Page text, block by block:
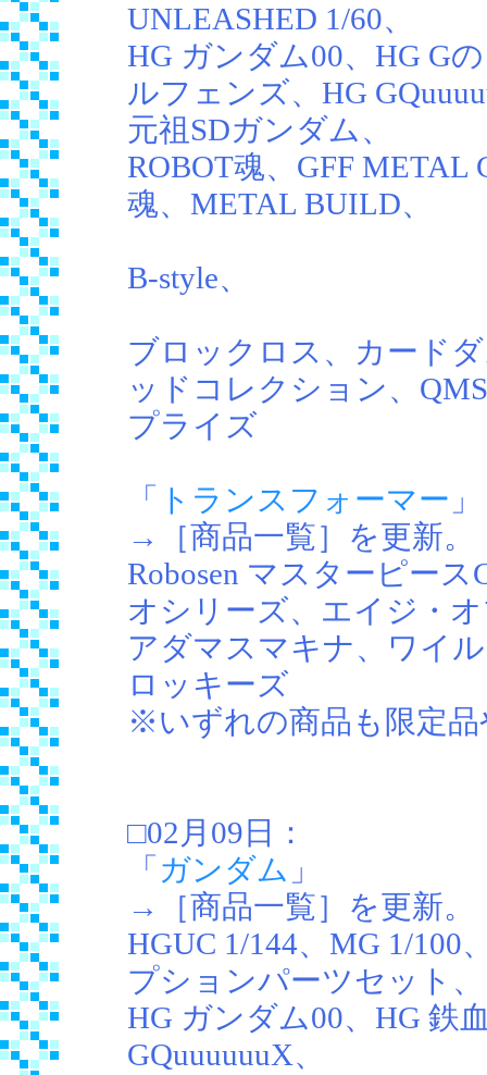
UNLEASHED 1/60、
HG ガンダム00、HG G
ルフェンズ、HG
元祖SDガンダム、
ROBOT魂、GFF METAL
魂、METAL BUILD、
B-style、
ブロックロス、カード
ッドコレクション、
プライズ
「 トランスフォーマー 」
→［商品一覧］を更新。
Robosen マスターピー
オシリーズ、エイジ・
アダマスマキナ、ワイ
ロッキーズ
※いずれの商品も限定品
□02月09日：
「 ガンダム 」
→［商品一覧］を更新。
HGUC 1/144、MG 1/100
プションパーツセット、
HG ガンダム00、HG 鉄
GQuuuuuuX、